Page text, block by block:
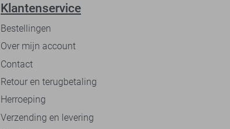
Klantenservice
Bestellingen
Over mijn account
Contact
Retour en terugbetaling
Herroeping
Verzending en levering